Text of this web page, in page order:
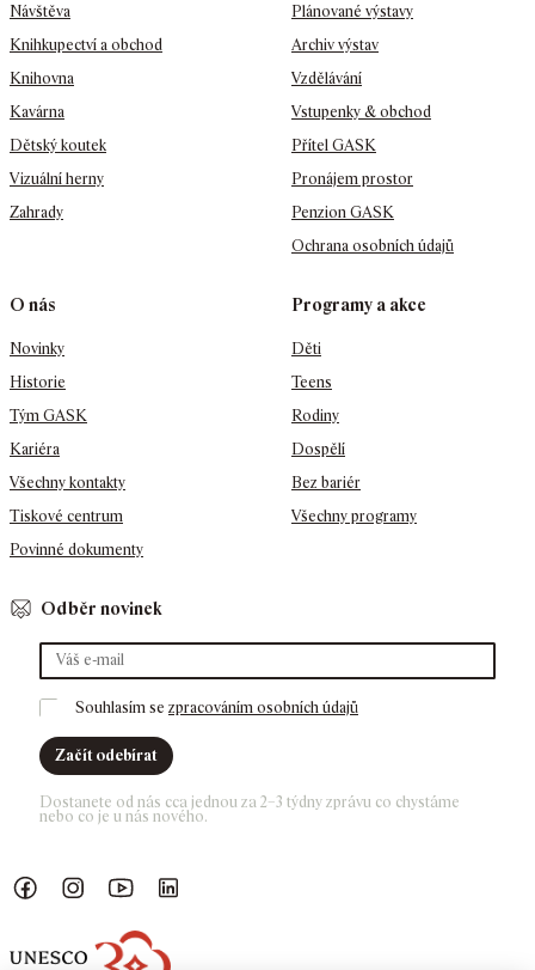
Návštěva
Knihkupectví a obchod
Knihovna
Kavárna
Dětský koutek
Vizuální herny
Zahrady
Plánované výstavy
Archiv výstav
Vzdělávání
Vstupenky & obchod
Přítel GASK
Pronájem prostor
Penzion GASK
Ochrana osobních údajů
O nás
Novinky
Historie
Tým GASK
Kariéra
Všechny kontakty
Tiskové centrum
Povinné dokumenty
Programy a akce
Děti
Teens
Rodiny
Dospělí
Bez bariér
Všechny programy
Odběr novinek
Souhlasím se zpracováním osobních údajů
Začít odebírat
Dostanete od nás cca jednou za 2–3 týdny zprávu co chystáme
nebo co je u nás nového.
Náš FacebookGASK InstagramGASK YouTube kanál